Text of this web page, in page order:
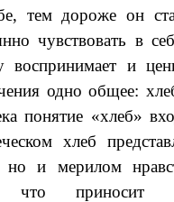
тем дороже он
чувствовать в
воспринимает и
одно общее:
понятие «хлеб»
хлеб
но и мерилом
что приносит